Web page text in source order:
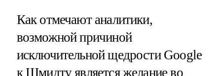
Как отмечают аналитики,
возможной причиной
исключительной щедрости Google
к Шмидту является желание во